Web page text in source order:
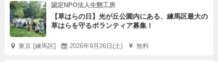
認定NPO法人生態工房
【草はらの日】光が丘公園内にある、練馬区最大の
草はらを守るボランティア募集！
東京 [練馬区] 2026年9月26日(土) 無料